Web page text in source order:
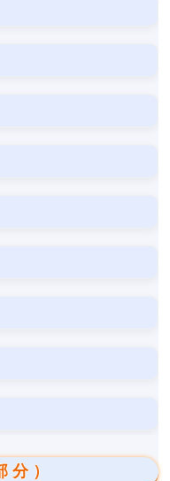
分）